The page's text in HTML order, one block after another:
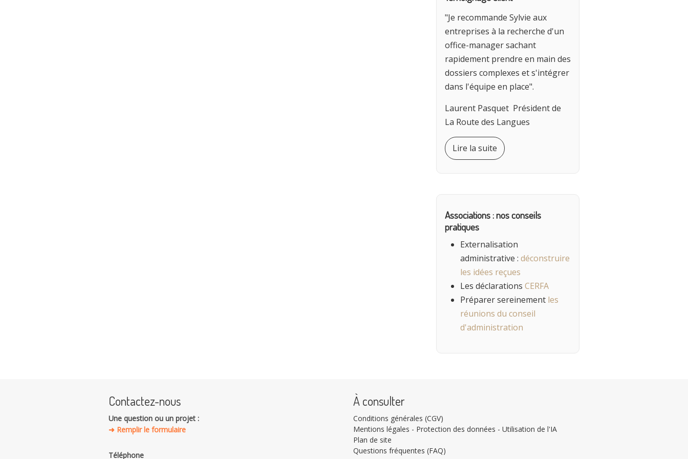
"Je recommande Sylvie aux
entreprises à la recherche d'un
office-manager sachant
rapidement prendre en main des
dossiers complexes et s'intégrer
dans l'équipe en place".
Laurent Pasquet Président de
La Route des Langues
Lire la suite
Associations : nos conseils
pratiques
Externalisation
administrative : déconstruire
les idées reçues
Les déclarations CERFA
Préparer sereinement les
réunions du conseil
d'administration
Contactez-nous
Une question ou un projet :
➜ Remplir le formulaire
Téléphone
À consulter
Conditions générales (CGV)
Mentions légales - Protection des données - Utilisation de l'IA
Plan de site
Questions fréquentes (FAQ)